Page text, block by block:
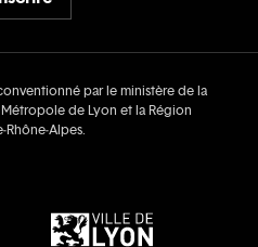
par le ministère de la
de Lyon et la Région